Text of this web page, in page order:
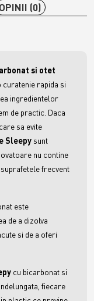
OPINII (0)
si otet
rapida si
ingredientelor
de practic. Daca
sa evite
Sleepy sunt
nu contine
frecvent
este
de a dizolva
si de a oferi
cu bicarbonat si
fiecare